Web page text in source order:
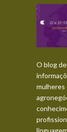
O blog
mulheres